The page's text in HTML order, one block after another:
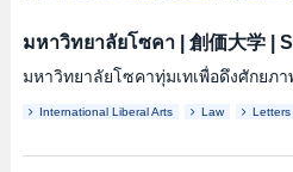
มหาวิทยาลัยโซคา| 創価大学|
มหาวิทยาลัยโซคาทุ่มเทเพื่อดึงศักยภา
International Liberal Arts Law Letters